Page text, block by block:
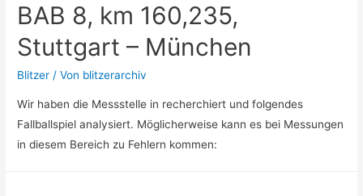
BAB 8, km 160,235,
Stuttgart – München
Blitzer / Von blitzerarchiv
Wir haben die Messstelle in recherchiert und folgendes
Fallballspiel analysiert. Möglicherweise kann es bei Messungen
in diesem Bereich zu Fehlern kommen: